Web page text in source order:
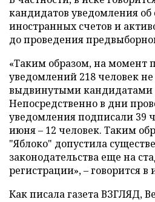
кандидатов уведомления об
иностранных счетов и
до проведения
«Таким образом, на момент
уведомлений 218 человек не
выдвинутыми кандидатами
Непосредственно в дни
уведомления подписали 39
июня – 12 человек. Таким
"Яблоко" допустила
законодательства еще на
регистрации», – говорится
Как писала газета ВЗГЛЯД,